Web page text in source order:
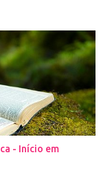
beleza. No Youtube
mais seguidores
dicas de beleza,
e testam produtos.
cuidar e buscar
ficar mais bonita e
de maquiagem e
precisamos
- Início em